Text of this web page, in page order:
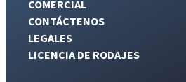
COMERCIAL
CONTÁCTENOS
LEGALES
LICENCIA DE RODAJES